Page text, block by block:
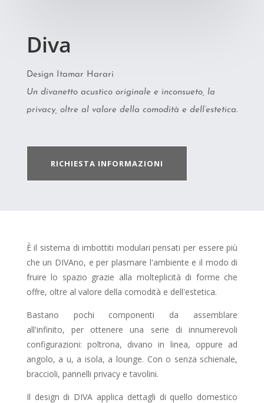
Diva
Design Itamar Harari
Un divanetto acustico originale e inconsueto, la
privacy, oltre al valore della comodità e dell’estetica.
RICHIESTA INFORMAZIONI
È il sistema di imbottiti modulari pensati per essere più
che un DIVAno, e per plasmare l'ambiente e il modo di
fruire lo spazio grazie alla molteplicità di forme che
offre, oltre al valore della comodità e dell'estetica.
Bastano pochi componenti da assemblare
all'infinito, per ottenere una serie di innumerevoli
configurazioni: poltrona, divano in linea, oppure ad
angolo, a u, a isola, a lounge. Con o senza schienale,
braccioli, pannelli privacy e tavolini.
Il design di DIVA applica dettagli di quello domestico